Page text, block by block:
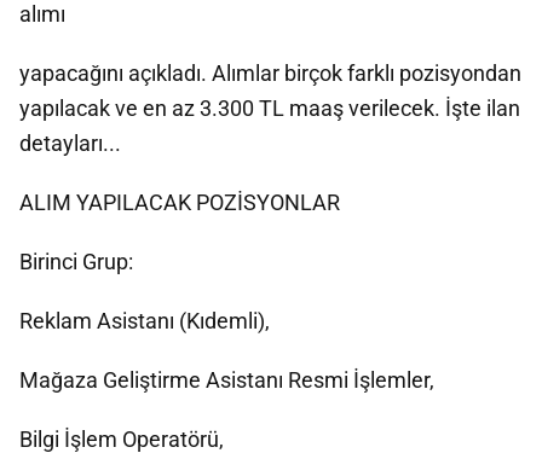
alımı
yapacağını açıkladı. Alımlar birçok farklı pozisyondan
yapılacak ve en az 3.300 TL maaş verilecek. İşte ilan
detayları...
ALIM YAPILACAK POZİSYONLAR
Birinci Grup:
Reklam Asistanı (Kıdemli),
Mağaza Geliştirme Asistanı Resmi İşlemler,
Bilgi İşlem Operatörü,